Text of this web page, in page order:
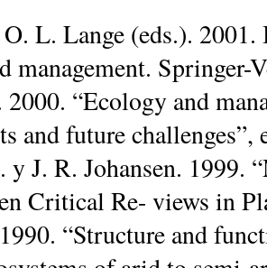
L. Lange (eds.).
management. Springer-
“Ecology and
and future
y J. R. Johansen. 1999.
Critical Re- views in
“Structure and